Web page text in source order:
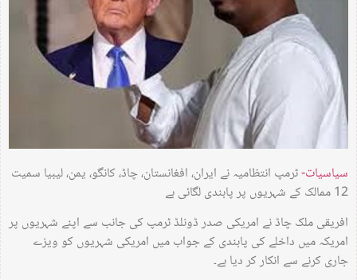
سیاسیات-ٹرمپ انتظامیہ نے ایران، افغانستان، چاڈ، کانگو، یمن، لیبیا سمیت
12 ممالک کے شہریوں پر پابندی لگائی ہے
افریقی ملک چاڈ نے امریکی صدر ڈونلڈ ٹرمپ کی جانب سے اپنے شہریوں پر
امریکہ میں داخلے کی پابندی کے جواب میں امریکی شہریوں کو ویزے
جاری کرنے سے انکار کر دیا ہے۔